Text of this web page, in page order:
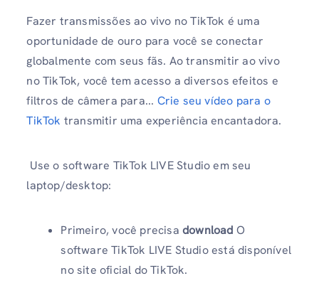
Fazer transmissões ao vivo no TikTok é uma
oportunidade de ouro para você se conectar
globalmente com seus fãs. Ao transmitir ao vivo
no TikTok, você tem acesso a diversos efeitos e
filtros de câmera para... Crie seu vídeo para o
TikTok transmitir uma experiência encantadora.
Use o software TikTok LIVE Studio em seu
laptop/desktop:
Primeiro, você precisa download O
software TikTok LIVE Studio está disponível
no site oficial do TikTok.